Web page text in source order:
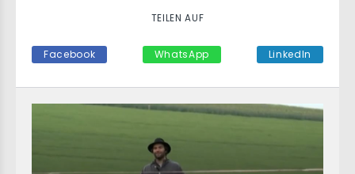
TEILEN AUF
Facebook WhatsApp LinkedIn